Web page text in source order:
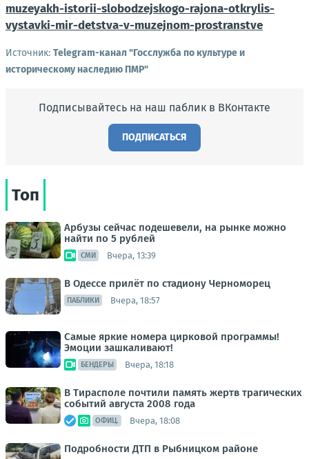
muzeyakh-istorii-slobodzejskogo-rajona-otkrylis-
vystavki-mir-detstva-v-muzejnom-prostranstve
Источник: Telegram-канал "Госслужба по культуре и
историческому наследию ПМР"
Подписывайтесь на наш паблик в ВКонтакте
ПОДПИСАТЬСЯ
Топ
Арбузы сейчас подешевели, на рынке можно
найти по 5 рублей
СМИ Вчера, 13:39
В Одессе прилёт по стадиону Черноморец
ПАБЛИКИ Вчера, 18:57
Самые яркие номера цирковой программы!
Эмоции зашкаливают!
БЕНДЕРЫ Вчера, 18:18
В Тирасполе почтили память жертв трагических
событий августа 2008 года
ОФИЦ. Вчера, 18:08
Подробности ДТП в Рыбницком районе